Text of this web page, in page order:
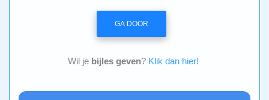
GA DOOR
Wil je bijles geven? Klik dan hier!